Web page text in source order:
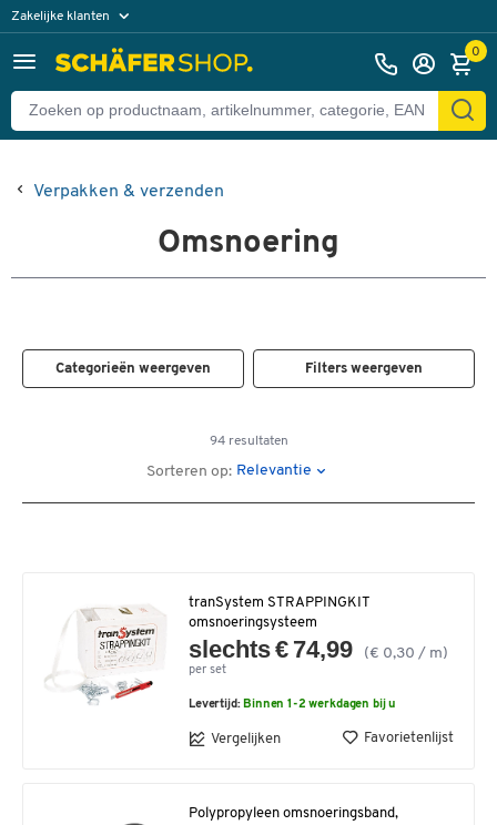
Zakelijke klanten
Particuliere klanten 0
Verpakken & verzenden
Omsnoering
Categorieën weergeven Filters weergeven
94 resultaten
Sorteren op: Relevantie
tranSystem STRAPPINGKIT
omsnoeringsysteem
slechts € 74,99 (€ 0,30 / m)
per set
Levertijd: Binnen 1-2 werkdagen bij u
Vergelijken Favorietenlijst
Polypropyleen omsnoeringsband,